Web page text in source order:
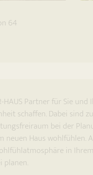
64
HAUS Partner für Sie
schaffen. Dabei sind
bei der
neuen Haus
in
planen.